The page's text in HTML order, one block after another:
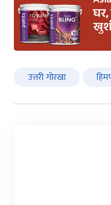
उत्तरी गोरखा